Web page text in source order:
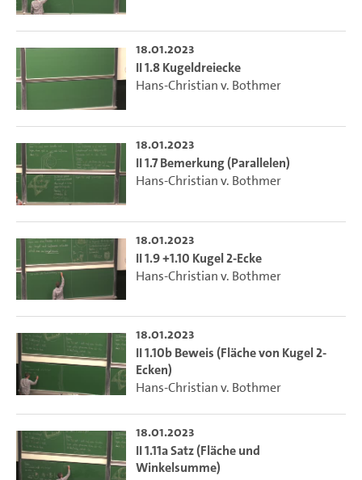
18.01.2023
II 1.8 Kugeldreiecke
Hans-Christian v. Bothmer
18.01.2023
II 1.7 Bemerkung (Parallelen)
Hans-Christian v. Bothmer
18.01.2023
II 1.9 +1.10 Kugel 2-Ecke
Hans-Christian v. Bothmer
18.01.2023
II 1.10b Beweis (Fläche von Kugel 2-
Ecken)
Hans-Christian v. Bothmer
18.01.2023
II 1.11a Satz (Fläche und
Winkelsumme)